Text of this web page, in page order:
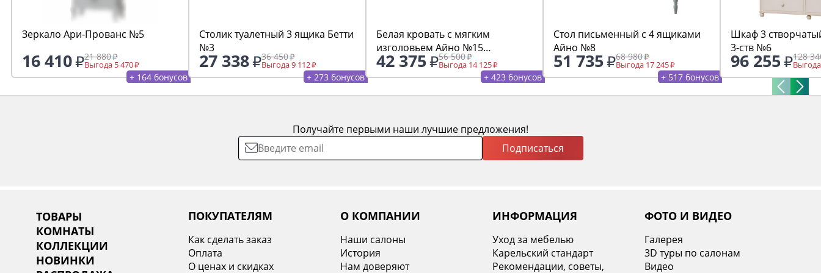
Зеркало Ари-Прованс №5
16 410 21 880
Выгода 5 470
+ 164 бонусов
Столик туалетный 3 ящика Бетти
№3
27 338 36 450
Выгода 9 112
+ 273 бонусов
Белая кровать с мягким
изголовьем Айно №15
1600х2000
42 375 56 500
Выгода 14 125
+ 423 бонусов
Стол письменный с 4 ящиками
Айно №8
51 735 68 980
Выгода 17 245
+ 517 бонусов
Шкаф 3
3-ств №6
96 255 128
Получайте первыми наши лучшие предложения!
Подписаться
ТОВАРЫ
КОМНАТЫ
КОЛЛЕКЦИИ
НОВИНКИ
ПОКУПАТЕЛЯМ
Как сделать заказ
Оплата
О ценах и скидках
О КОМПАНИИ
Наши салоны
История
Нам доверяют
ИНФОРМАЦИЯ
Уход за мебелью
Карельский стандарт
Рекомендации, советы,
ФОТО И ВИДЕО
Галерея
3D туры по салонам
Видео